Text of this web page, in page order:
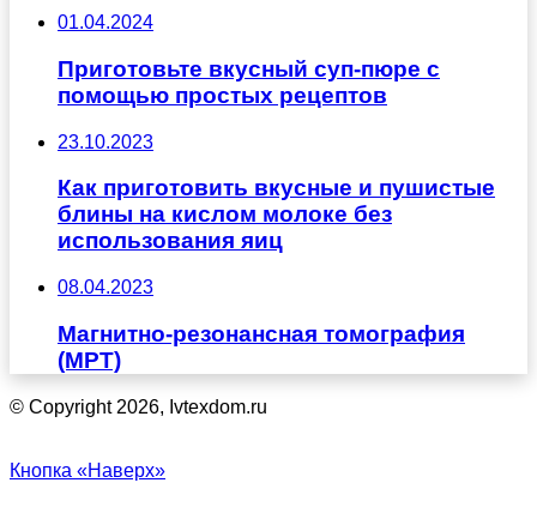
01.04.2024
Приготовьте вкусный суп-пюре с
помощью простых рецептов
23.10.2023
Как приготовить вкусные и пушистые
блины на кислом молоке без
использования яиц
08.04.2023
Магнитно-резонансная томография
(МРТ)
© Copyright 2026, Ivtexdom.ru
Кнопка «Наверх»